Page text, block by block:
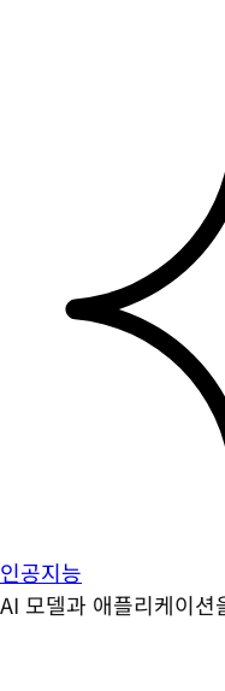
인공지능
AI 모델과 애플리케이